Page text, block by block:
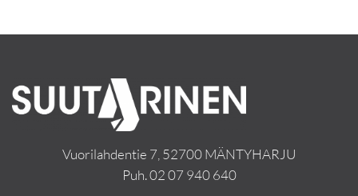
Vuorilahdentie 7, 52700 MÄNTYHARJU
Puh.02 07 940 640